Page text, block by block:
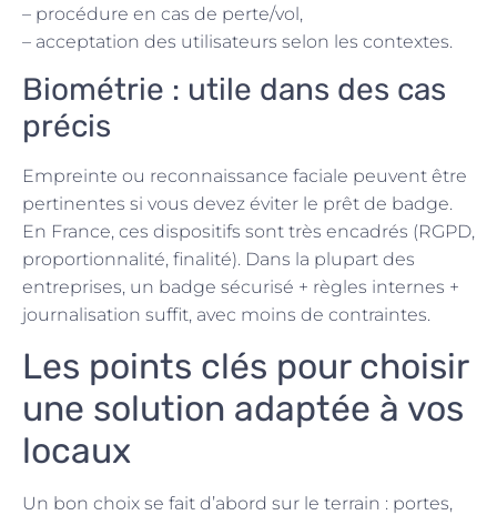
– procédure en cas de perte/vol,
– acceptation des utilisateurs selon les contextes.
Biométrie : utile dans des cas
précis
Empreinte ou reconnaissance faciale peuvent être
pertinentes si vous devez éviter le prêt de badge.
En France, ces dispositifs sont très encadrés (RGPD,
proportionnalité, finalité). Dans la plupart des
entreprises, un badge sécurisé + règles internes +
journalisation suffit, avec moins de contraintes.
Les points clés pour choisir
une solution adaptée à vos
locaux
Un bon choix se fait d’abord sur le terrain : portes,